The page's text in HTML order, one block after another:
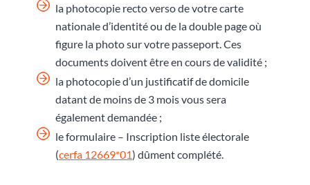
la photocopie recto verso de votre carte
nationale d’identité ou de la double page où
figure la photo sur votre passeport. Ces
documents doivent être en cours de validité ;
la photocopie d’un justificatif de domicile
datant de moins de 3 mois vous sera
également demandée ;
le formulaire – Inscription liste électorale
(cerfa 12669*01) dûment complété.